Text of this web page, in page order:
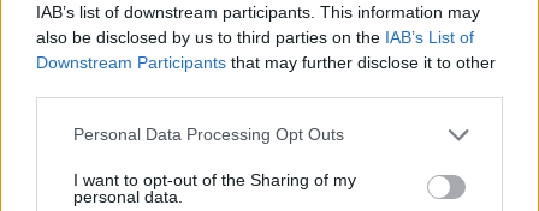
IAB’s list of downstream participants. This information may
also be disclosed by us to third parties on the IAB’s List of
Downstream Participants that may further disclose it to other
Please note that this website/app uses one or more Google
not limited to your visit or usage behaviour. You may click to
grant or deny consent to Google and its third-party tags to
Personal Data Processing Opt Outs
I want to opt-out of the Sharing of my
personal data.
Οι μουσικές επιλογές
Δόμνα Μιχαηλίδου: